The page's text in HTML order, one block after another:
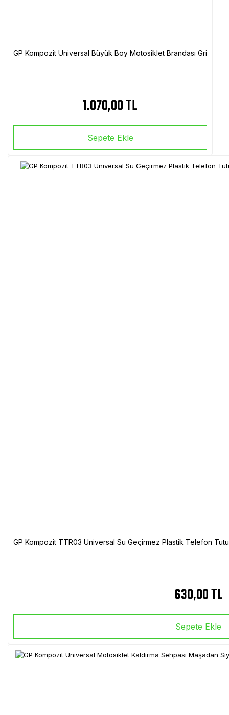
GP Kompozit Universal Büyük Boy Motosiklet Brandası Gri
1.070,00 TL
Sepete Ekle
GP Kompozit TTR03 Universal Su Geçirmez Plastik Telefon
630,00 TL
Sepete Ekle